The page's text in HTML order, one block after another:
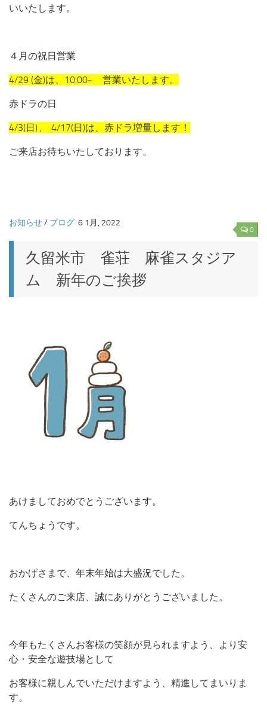
いいたします。
４月の祝日営業
4/29 (金)は、10:00~ 営業いたします。
赤ドラの日
4/3(日) , 4/17(日)は、赤ドラ増量します！
ご来店お待ちいたしております。
0
お知らせ/ ブログ 6 1月, 2022
久留米市 雀荘 麻雀スタジア
ム 新年のご挨拶
あけましておめでとうございます。
てんちょうです。
おかげさまで、年末年始は大盛況でした。
たくさんのご来店、誠にありがとうございました。
今年もたくさんお客様の笑顔が見られますよう、より安
心・安全な遊技場として
お客様に親しんでいただけますよう、精進してまいりま
す。